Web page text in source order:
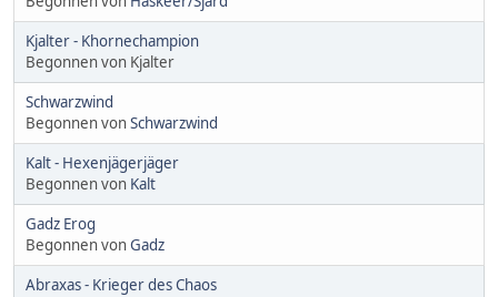
Kjalter - Khornechampion
Begonnen von Kjalter
Schwarzwind
Begonnen vonSchwarzwind
Kalt - Hexenjägerjäger
Begonnen von Kalt
Gadz Erog
Begonnen vonGadz
Abraxas - Krieger des Chaos